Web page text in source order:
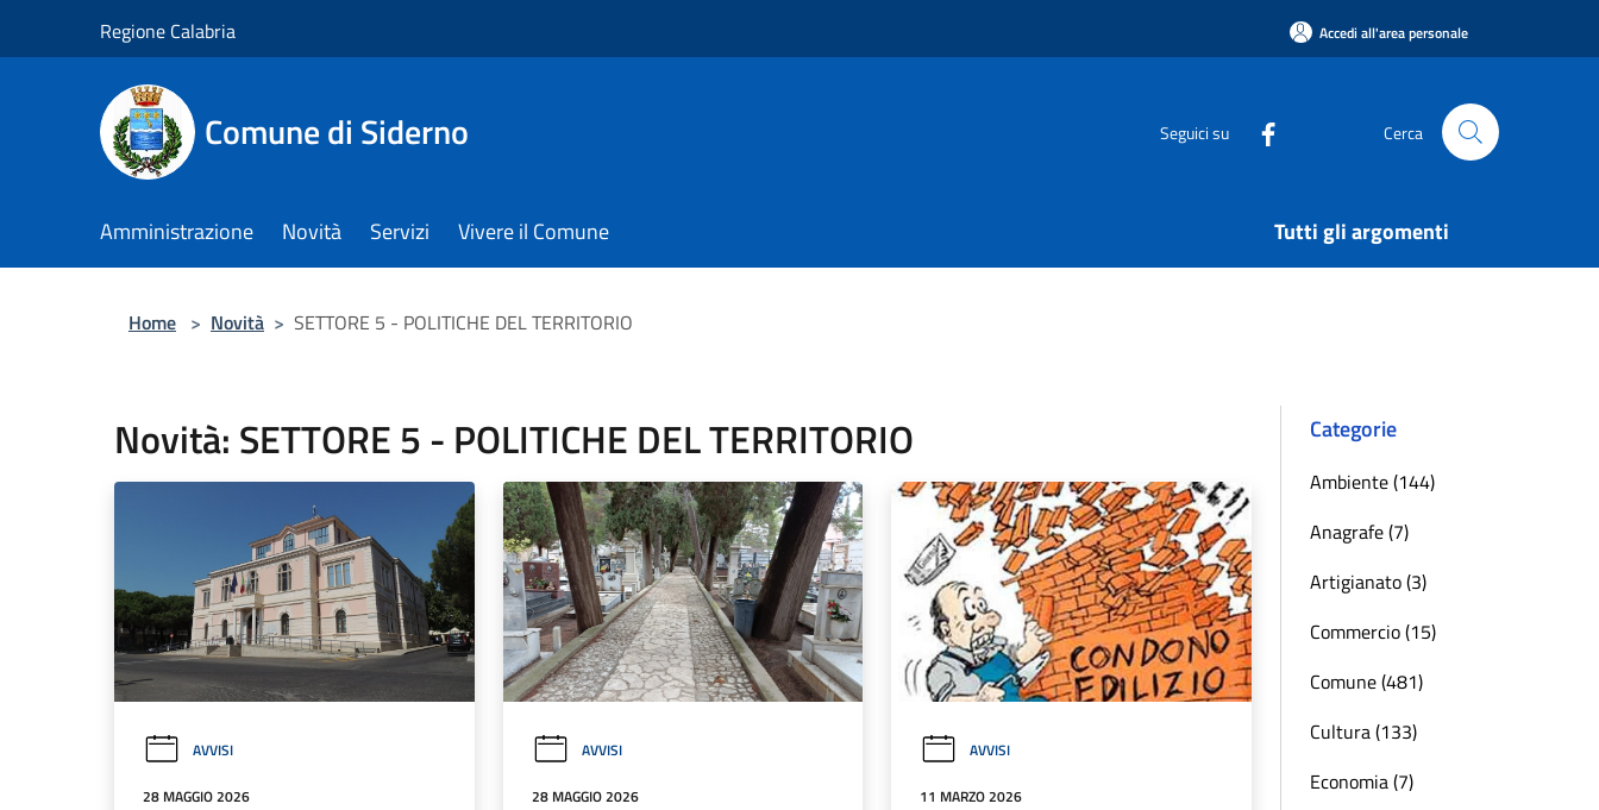
Regione Calabria Accedi all'area personale
Comune di Siderno Seguici su Cerca
Amministrazione Novità Servizi Vivere il Comune Tutti gli argomenti
Home > Novità > SETTORE 5 - POLITICHE DEL TERRITORIO
Novità: SETTORE 5 - POLITICHE DEL TERRITORIO
AVVISI
28 MAGGIO 2026
AVVISI
28 MAGGIO 2026
AVVISI
11 MARZO 2026
Categorie
Ambiente (144)
Anagrafe (7)
Artigianato (3)
Commercio (15)
Comune (481)
Cultura (133)
Economia (7)